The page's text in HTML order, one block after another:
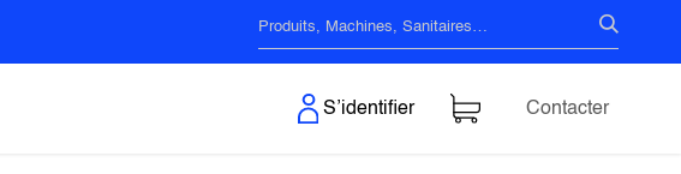
S’identifier Contacter